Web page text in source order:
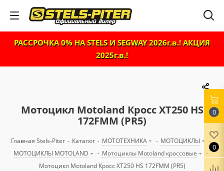
РАССРОЧКА 0% НА STELS И SEGWAY 2026г.в.! АКЦИЯ
2025г.в.!
Мотоцикл Motoland Кросс XT250 HS
172FMM (PR5)
Главная Stels-Piter - Каталог - МОТОТЕХНИКА - МОТОЦИКЛЫ
-
МОТОЦИКЛЫ MOTOLAND
- Мотоциклы Motoland кроссовые
-
Мотоцикл Motoland Кросс XT250 HS 172FMM (PR5)
0
0